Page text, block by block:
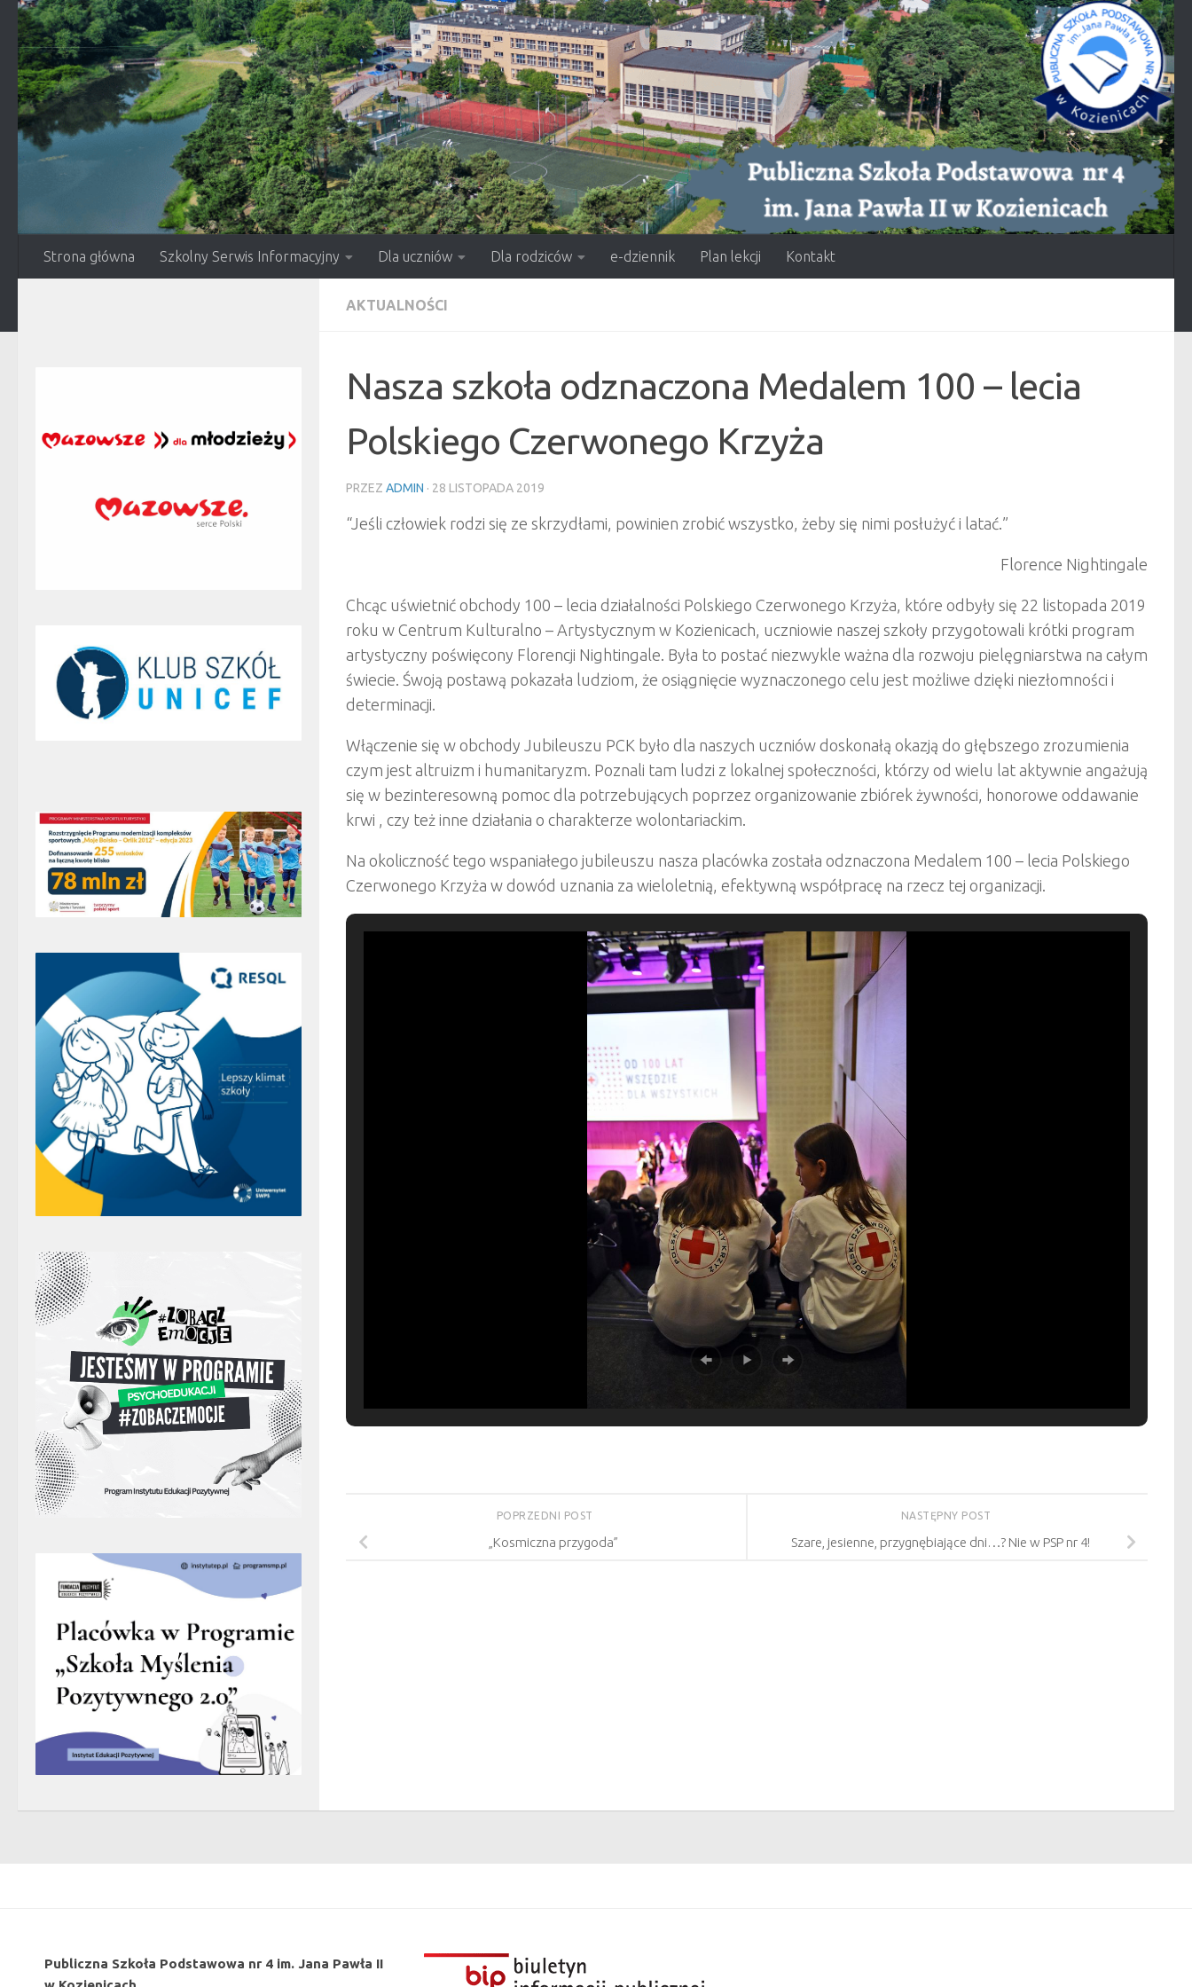
Przejdź do treści
Strona główna Szkolny Serwis Informacyjny Dla uczniów Dla rodziców e-dziennik Plan lekcji Kontakt
AKTUALNOŚCI
Nasza szkoła odznaczona Medalem 100 – lecia
Polskiego Czerwonego Krzyża
PRZEZ ADMIN · 28 LISTOPADA 2019
“Jeśli człowiek rodzi się ze skrzydłami, powinien zrobić wszystko, żeby się nimi posłużyć i latać.”
Florence Nightingale
Chcąc uświetnić obchody 100 – lecia działalności Polskiego Czerwonego Krzyża, które odbyły się 22 listopada 2019
roku w Centrum Kulturalno – Artystycznym w Kozienicach, uczniowie naszej szkoły przygotowali krótki program
artystyczny poświęcony Florencji Nightingale. Była to postać niezwykle ważna dla rozwoju pielęgniarstwa na całym
świecie. Śwoją postawą pokazała ludziom, że osiągnięcie wyznaczonego celu jest możliwe dzięki niezłomności i
determinacji.
Włączenie się w obchody Jubileuszu PCK było dla naszych uczniów doskonałą okazją do głębszego zrozumienia
czym jest altruizm i humanitaryzm. Poznali tam ludzi z lokalnej społeczności, którzy od wielu lat aktywnie angażują
się w bezinteresowną pomoc dla potrzebujących poprzez organizowanie zbiórek żywności, honorowe oddawanie
krwi , czy też inne działania o charakterze wolontariackim.
Na okoliczność tego wspaniałego jubileuszu nasza placówka została odznaczona Medalem 100 – lecia Polskiego
Czerwonego Krzyża w dowód uznania za wieloletnią, efektywną współpracę na rzecz tej organizacji.
NASTĘPNY POST
Szare, jesienne, przygnębiające dni…? Nie w PSP nr 4!
POPRZEDNI POST
„Kosmiczna przygoda”
Publiczna Szkoła Podstawowa nr 4 im. Jana Pawła II